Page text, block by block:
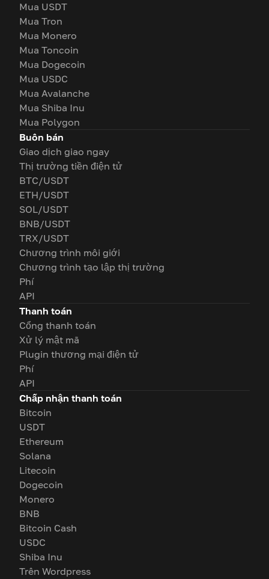
Mua USDT
Mua Tron
Mua Monero
Mua Toncoin
Mua Dogecoin
Mua USDC
Mua Avalanche
Mua Shiba Inu
Mua Polygon
Buôn bán
Giao dịch giao ngay
Thị trường tiền điện tử
BTC/USDT
ETH/USDT
SOL/USDT
BNB/USDT
TRX/USDT
Chương trình môi giới
Chương trình tạo lập thị trường
Phí
API
Thanh toán
Cổng thanh toán
Xử lý mật mã
Plugin thương mại điện tử
Phí
API
Chấp nhận thanh toán
Bitcoin
USDT
Ethereum
Solana
Litecoin
Dogecoin
Monero
BNB
Bitcoin Cash
USDC
Shiba Inu
Trên Wordpress